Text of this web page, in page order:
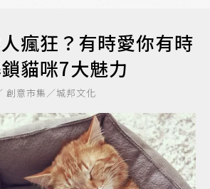
瘋狂？有時愛你有時
貓咪7大魅力
創意市集／城邦文化